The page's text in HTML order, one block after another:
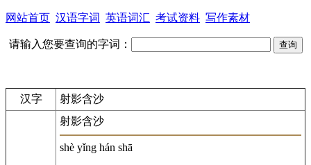
网站首页 汉语字词 英语词汇 考试资料 写作素材
请输入您要查询的字词：
汉字 射影含沙
射影含沙
shè yǐng hán shā